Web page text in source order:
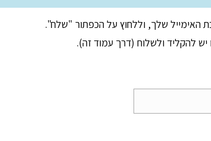
האימייל שלך, וללחוץ על הכפתור "שלח".
להקליד ולשלוח (דרך עמוד זה).